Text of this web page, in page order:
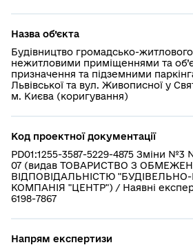
Назва об’єкта
Будівництво громадсько-
нежитловими приміщеннями та
призначення та підземними
Львівської та вул. Живописної у
м. Києва (коригування)
Код проектної документації
PD01:1255-3587-5229-4875 Зміни №3
07 (видав ТОВАРИСТВО З
ВІДПОВІДАЛЬНІСТЮ
КОМПАНІЯ "ЦЕНТР") / Наявні
6198-7867
Напрям експертизи